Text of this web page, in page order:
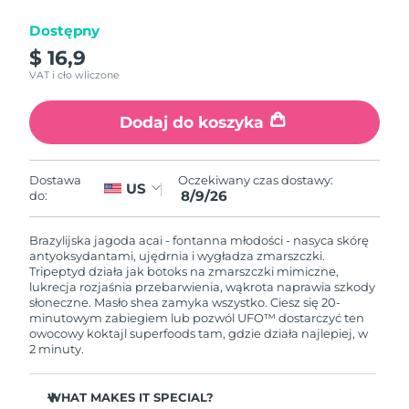
Dostępny
$ 16,9
VAT i cło wliczone
Dodaj do koszyka
Dostawa
do:
US Oczekiwany czas dostawy:
8/9/26
Brazylijska jagoda acai - fontanna młodości - nasyca skórę
antyoksydantami, ujędrnia i wygładza zmarszczki.
Tripeptyd działa jak botoks na zmarszczki mimiczne,
lukrecja rozjaśnia przebarwienia, wąkrota naprawia szkody
słoneczne. Masło shea zamyka wszystko. Ciesz się 20-
minutowym zabiegiem lub pozwól UFO™ dostarczyć ten
owocowy koktajl superfoods tam, gdzie działa najlepiej, w
2 minuty.
WHAT MAKES IT SPECIAL?
Izrael
Włochy
8/8/26
Oczekiwany czas dostawy
8/11/26
Jersey
Oczekiwany czas dostawy
8/13/26
Kazachstan
Oczekiwany czas dostawy
8/10/26
Kuwejt
Oczekiwany czas dostawy
8/8/26
Łotwa
8/8/26